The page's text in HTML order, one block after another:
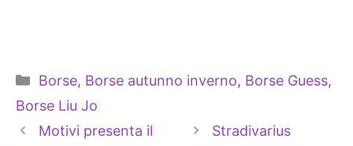
Categorie
Borse, Borse autunno inverno, Borse Guess,
Borse Liu Jo
Motivi presenta il
Stradivarius